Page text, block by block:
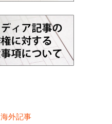
海外記事